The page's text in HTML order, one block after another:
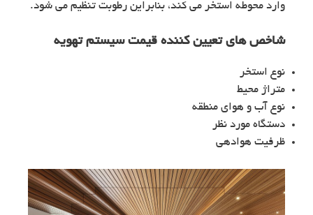
وارد محوطه استخر می‌ کند، بنابراین رطوبت تنظیم می‌ شود.
شاخص های تعیین کننده قیمت سیستم تهویه
نوع استخر
متراژ محیط
نوع آب و هوای منطقه
دستگاه مورد نظر
ظرفیت هوادهی